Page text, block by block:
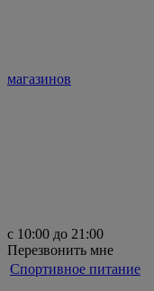
магазинов
с 10:00 до 21:00
Перезвонить мне
Спортивное питание